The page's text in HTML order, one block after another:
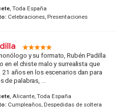
, Toda España
Celebraciones, Presentaciones
y su formato, Rubén Padilla
en el chiste malo y surrealista que
años en los escenarios dan para
de palabras, ...
, Alicante, Toda España
Cumpleaños, Despedidas de soltera